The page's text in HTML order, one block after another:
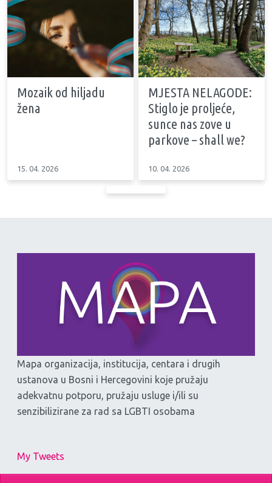
Mozaik od hiljadu
žena
15. 04. 2026
MJESTA NELAGODE:
Stiglo je proljeće,
sunce nas zove u
parkove – shall we?
10. 04. 2026
Mapa organizacija, institucija, centara i drugih
ustanova u Bosni i Hercegovini koje pružaju
adekvatnu potporu, pružaju usluge i/ili su
senzibilizirane za rad sa LGBTI osobama
My Tweets